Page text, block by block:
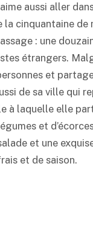
aussi aller
cinquantaine de
: une
étrangers.
et
de sa ville qui
à laquelle elle
et
et une
et de saison.